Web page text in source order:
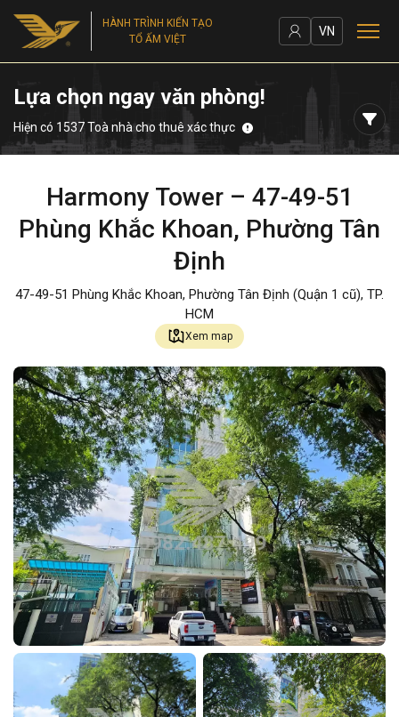
HÀNH TRÌNH KIẾN TẠO
TỔ ẤM VIỆT
VN
Lựa chọn ngay văn phòng!
Hiện có 1537 Toà nhà cho thuê xác thực
Harmony Tower – 47-49-51
Phùng Khắc Khoan, Phường Tân
Định
47-49-51 Phùng Khắc Khoan, Phường Tân Định (Quận 1 cũ), TP.
HCM
Xem map